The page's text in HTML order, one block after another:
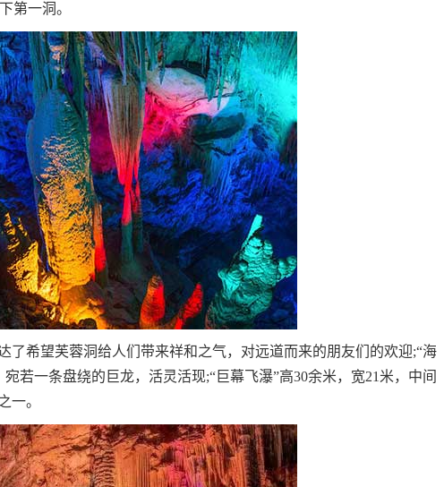
第一洞。
希望芙蓉洞给人们带来祥和之气，对远道而来的朋友们的欢迎;“海
若一条盘绕的巨龙，活灵活现;“巨幕飞瀑”高30余米，宽21米，中间
一。